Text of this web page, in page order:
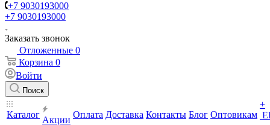
+7 9030193000
+7 9030193000
Заказать звонок
Отложенные 0
Корзина 0
Войти
Поиск
Каталог
Акции
Оплата Доставка Контакты Блог Оптовикам
+